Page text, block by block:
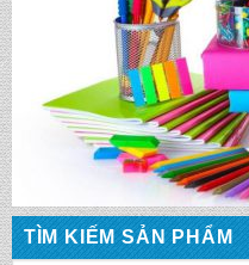
TÌM KIẾM SẢN PHẨM
CẶP HỌC
CẶP HỌC
CẶP HỌC